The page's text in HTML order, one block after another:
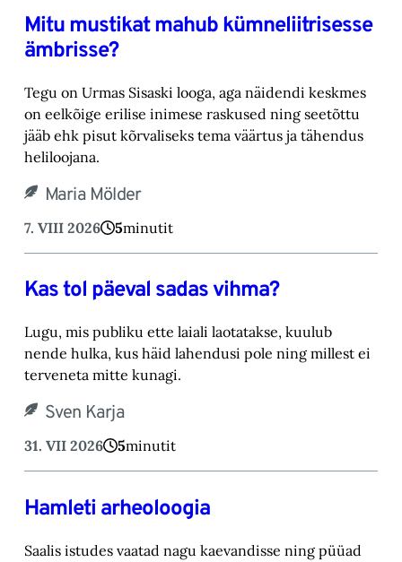
Mitu mustikat mahub kümneliitrisesse
ämbrisse?
Tegu on Urmas Sisaski looga, aga näidendi keskmes
on eelkõige erilise inimese raskused ning ‎seetõttu
jääb ehk pisut kõrvaliseks tema väärtus ja tähendus
heliloojana.‎
Maria Mölder
7. VIII 2026 5minutit
Kas tol päeval sadas vihma?
Lugu, mis publiku ette laiali laotatakse, kuulub
nende hulka, kus häid lahendusi pole ning millest ei
terveneta mitte kunagi.
Sven Karja
31. VII 2026 5minutit
Hamleti arheoloogia
Saalis istudes vaatad nagu kaevandisse ning püüad